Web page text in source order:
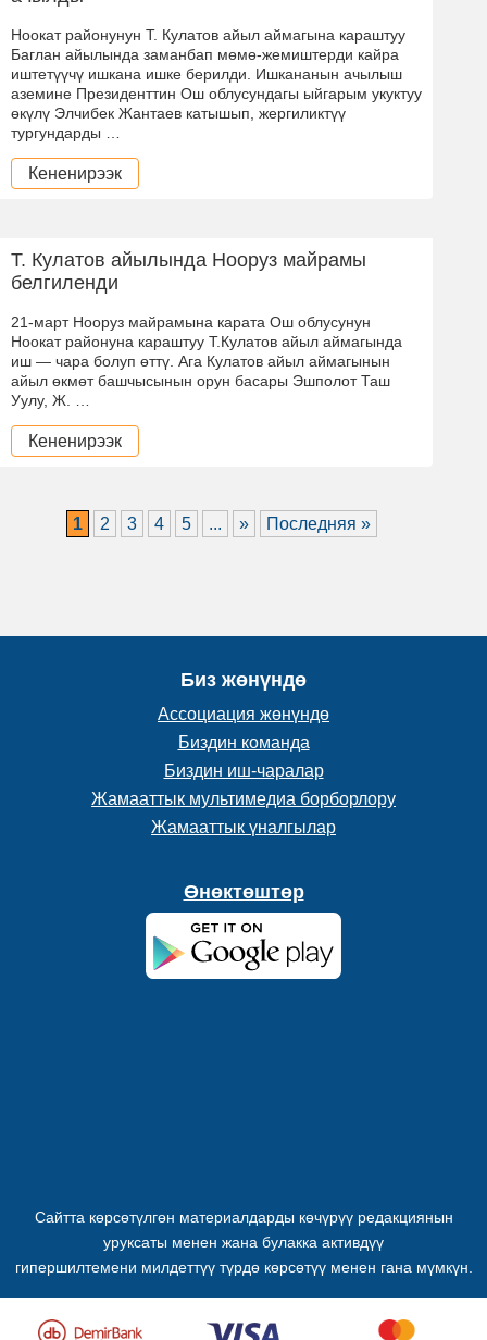
Ноокат районунун Т. Кулатов айыл аймагына караштуу
Баглан айылында заманбап мөмө-жемиштерди кайра
иштетүүчү ишкана ишке берилди. Ишкананын ачылыш
аземине Президенттин Ош облусундагы ыйгарым укуктуу
өкүлү Элчибек Жантаев катышып, жергиликтүү
тургундарды …
Кененирээк
Т. Кулатов айылында Нооруз майрамы
белгиленди
21-март Нооруз майрамына карата Ош облусунун
Ноокат районуна караштуу Т.Кулатов айыл аймагында
иш — чара болуп өттү. Ага Кулатов айыл аймагынын
айыл өкмөт башчысынын орун басары Эшполот Таш
Уулу, Ж. …
Кененирээк
1 2 3 4 5 ... » Последняя »
Биз жөнүндө
Ассоциация жөнүндө
Биздин команда
Биздин иш-чаралар
Жамааттык мультимедиа борборлору
Жамааттык үналгылар
Өнөктөштөр
Сайтта көрсөтүлгөн материалдарды көчүрүү редакциянын
уруксаты менен жана булакка активдүү
гипершилтемени милдеттүү түрдө көрсөтүү менен гана мүмкүн.